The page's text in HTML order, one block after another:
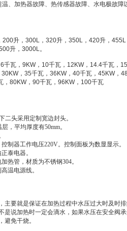
、加热器故障、热传感器故障、水电极故障
200升 ， 300L ， 320升 ， 350L ， 420升 ， 455L
升 ， 3000L。
6千瓦， 9KW， 10千瓦， 12KW， 14.4千瓦，
30KW， 35千瓦， 36KW， 40千瓦， 45KW，
， 80KW， 90千瓦， 96KW， 100千瓦
二头采用定制宽边封头。
，平均厚度有50mm。
制器工作电压220V。控制面板为数显显示。
泰电器。
热管，材质为不锈钢304。
温电源线。
主要就是保证在加热过程中水压过大时及时
说加热时一定会滴水，如果水压在安全阀承
避免干烧。